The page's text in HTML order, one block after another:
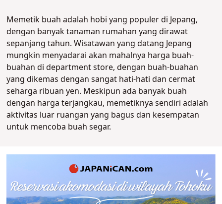
Memetik buah adalah hobi yang populer di Jepang,
dengan banyak tanaman rumahan yang dirawat
sepanjang tahun. Wisatawan yang datang Jepang
mungkin menyadarai akan mahalnya harga buah-
buahan di department store, dengan buah-buahan
yang dikemas dengan sangat hati-hati dan cermat
seharga ribuan yen. Meskipun ada banyak buah
dengan harga terjangkau, memetiknya sendiri adalah
aktivitas luar ruangan yang bagus dan kesempatan
untuk mencoba buah segar.